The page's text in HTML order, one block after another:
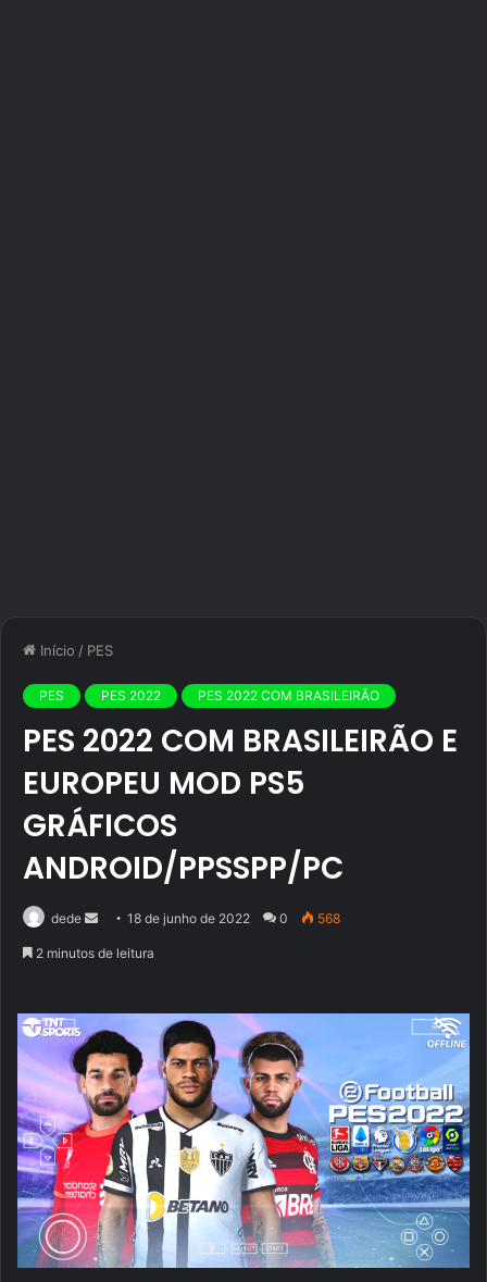
Início / PES
PES PES 2022 PES 2022 COM BRASILEIRÃO
PES 2022 COM BRASILEIRÃO E
EUROPEU MOD PS5
GRÁFICOS
ANDROID/PPSSPP/PC
dede
Mande18 de junho de 2022 0 568
2 minutos de leitura